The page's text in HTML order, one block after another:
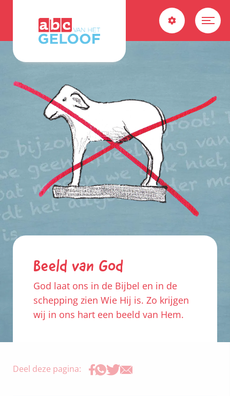
Beeld van God
God laat ons in de Bijbel en in de
schepping zien Wie Hij is. Zo krijgen
wij in ons hart een beeld van Hem.
Deel deze pagina: